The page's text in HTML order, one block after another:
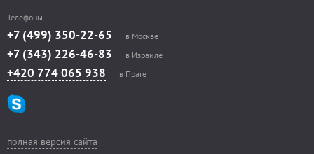
Телефоны
+7 (499) 350-22-65 в Москве
+7 (343) 226-46-83 в Израиле
+420 774 065 938 в Праге
полная версия сайта